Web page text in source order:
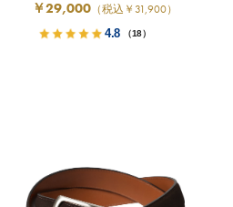
￥29,000（税込￥31,900）
4.8 （18）